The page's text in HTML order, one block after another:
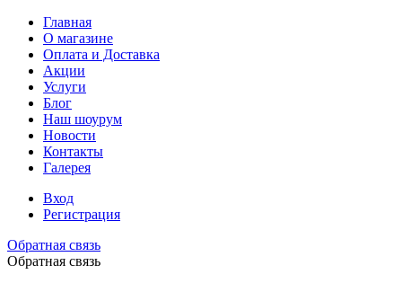
Главная
О магазине
Оплата и Доставка
Акции
Услуги
Блог
Наш шоурум
Новости
Контакты
Галерея
Вход
Регистрация
Обратная связь
Обратная связь